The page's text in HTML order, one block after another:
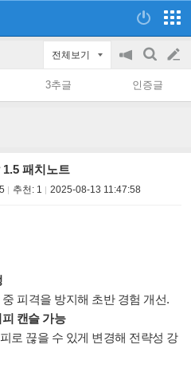
전체보기
공
on/off
검
색
글
쓰
3추글 인증글
패치노트
추천: 1 2025-08-13 11:47:58
피격을 방지해 초반 경험 개선.
캔슬 가능
로 끊을 수 있게 변경해 전략성 강